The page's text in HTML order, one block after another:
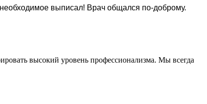
выписал! Врач общался по-доброму.
высокий уровень профессионализма. Мы всегда